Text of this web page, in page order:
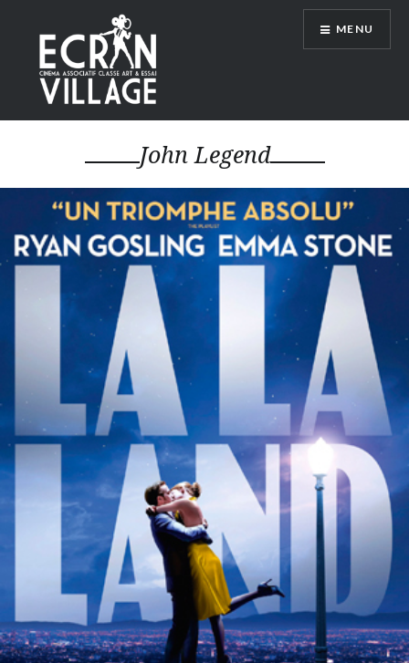
contenu
principal
ÉCRAN VILLAGE
MENU
John Legend